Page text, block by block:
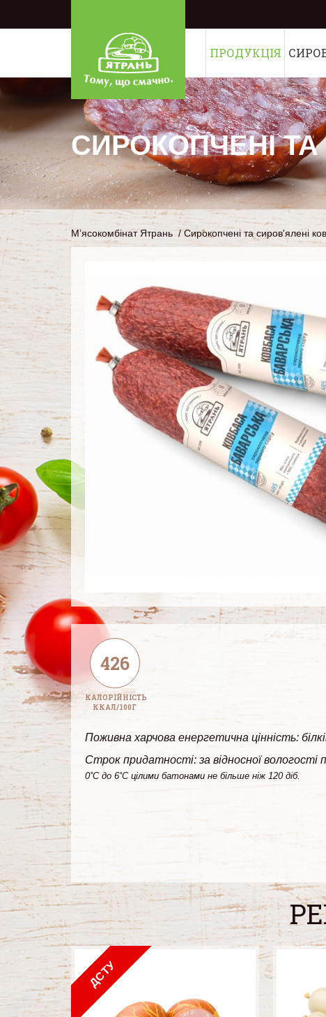
ПРОДУКЦІЯ
СИРОКОПЧЕНІ
М’ясокомбінат Ятрань /Сирокопчені та сиров'ялені
426
КАЛОРІЙНІСТЬ
ККАЛ/100Г
Поживна харчова енергетична цінність:
Строк придатності: за відносної
0˚С до 6˚С цілими батонами не більше ніж 120 діб.
ДСТУ